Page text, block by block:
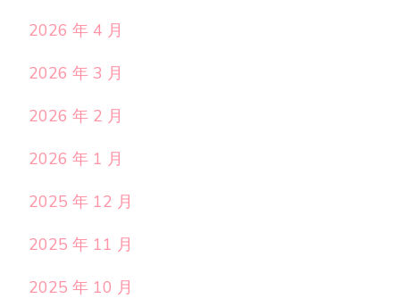
2026 年 4 月
2026 年 3 月
2026 年 2 月
2026 年 1 月
2025 年 12 月
2025 年 11 月
2025 年 10 月